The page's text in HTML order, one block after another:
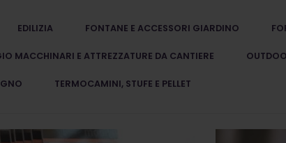
EDILIZIA FONTANE E ACCESSORI GIARDINO
MACCHINARI E ATTREZZATURE DA CANTIERE
TERMOCAMINI, STUFE E PELLET